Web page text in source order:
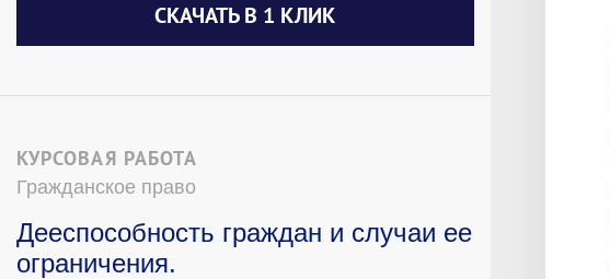
СКАЧАТЬ В 1 КЛИК
КУРСОВАЯ РАБОТА
Гражданское право
Дееспособность граждан и случаи ее
ограничения.